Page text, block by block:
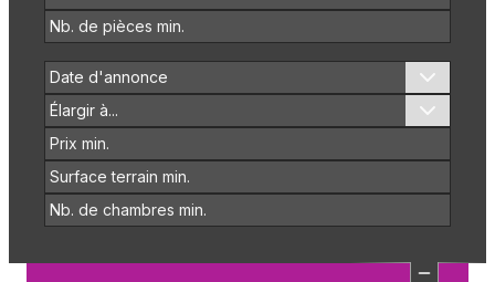
Date d'annonce
Élargir à...